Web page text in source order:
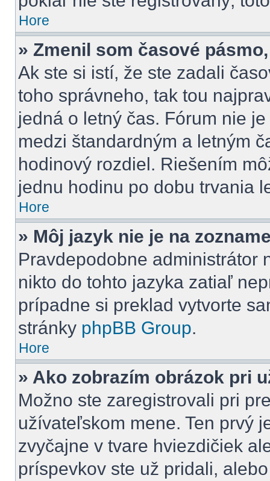
Hore
» Zmenil som časové
Ak ste si istí, že ste zadali
toho správneho, tak tou
jedná o letný čas. Fórum nie
medzi štandardným a letným
hodinový rozdiel. Riešením
jednu hodinu po dobu trvania
Hore
» Môj jazyk nie je na
Pravdepodobne administrátor
nikto do tohto jazyka zatiaľ
prípadne si preklad vytvorte
stránky phpBB Group.
Hore
» Ako zobrazím obrázok pri
Možno ste zaregistrovali pri
užívateľskom mene. Ten prvý
zvyčajne v tvare hviezdičiek
príspevkov ste už pridali,